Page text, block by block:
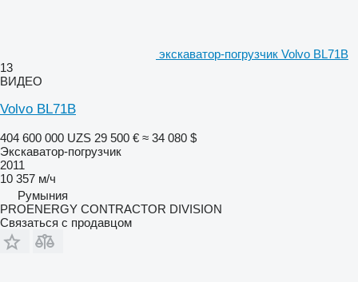
экскаватор-погрузчик Volvo BL71B
13
ВИДЕО
Volvo BL71B
404 600 000 UZS 29 500 € ≈ 34 080 $
Экскаватор-погрузчик
2011
10 357 м/ч
Румыния
PROENERGY CONTRACTOR DIVISION
Связаться с продавцом